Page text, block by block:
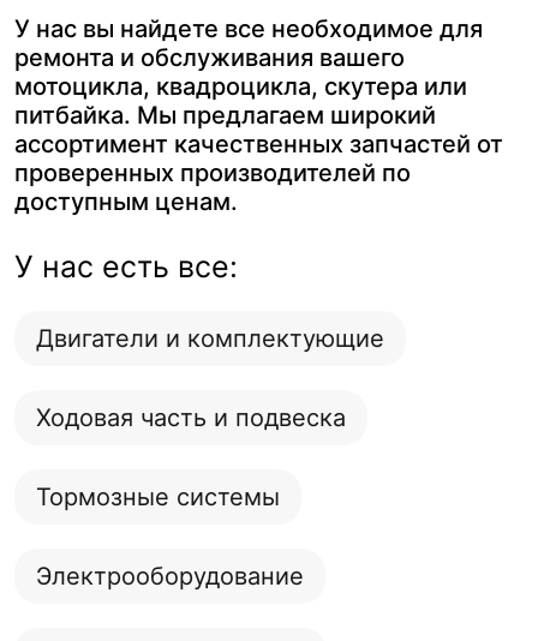
У нас вы найдете все необходимое для
ремонта и обслуживания вашего
мотоцикла, квадроцикла, скутера или
питбайка. Мы предлагаем широкий
ассортимент качественных запчастей от
проверенных производителей по
доступным ценам.
У нас есть все:
Двигатели и комплектующие
Ходовая часть и подвеска
Тормозные системы
Электрооборудование